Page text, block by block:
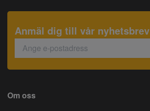
Anmäl dig till vår nyhetsbrev
Om oss